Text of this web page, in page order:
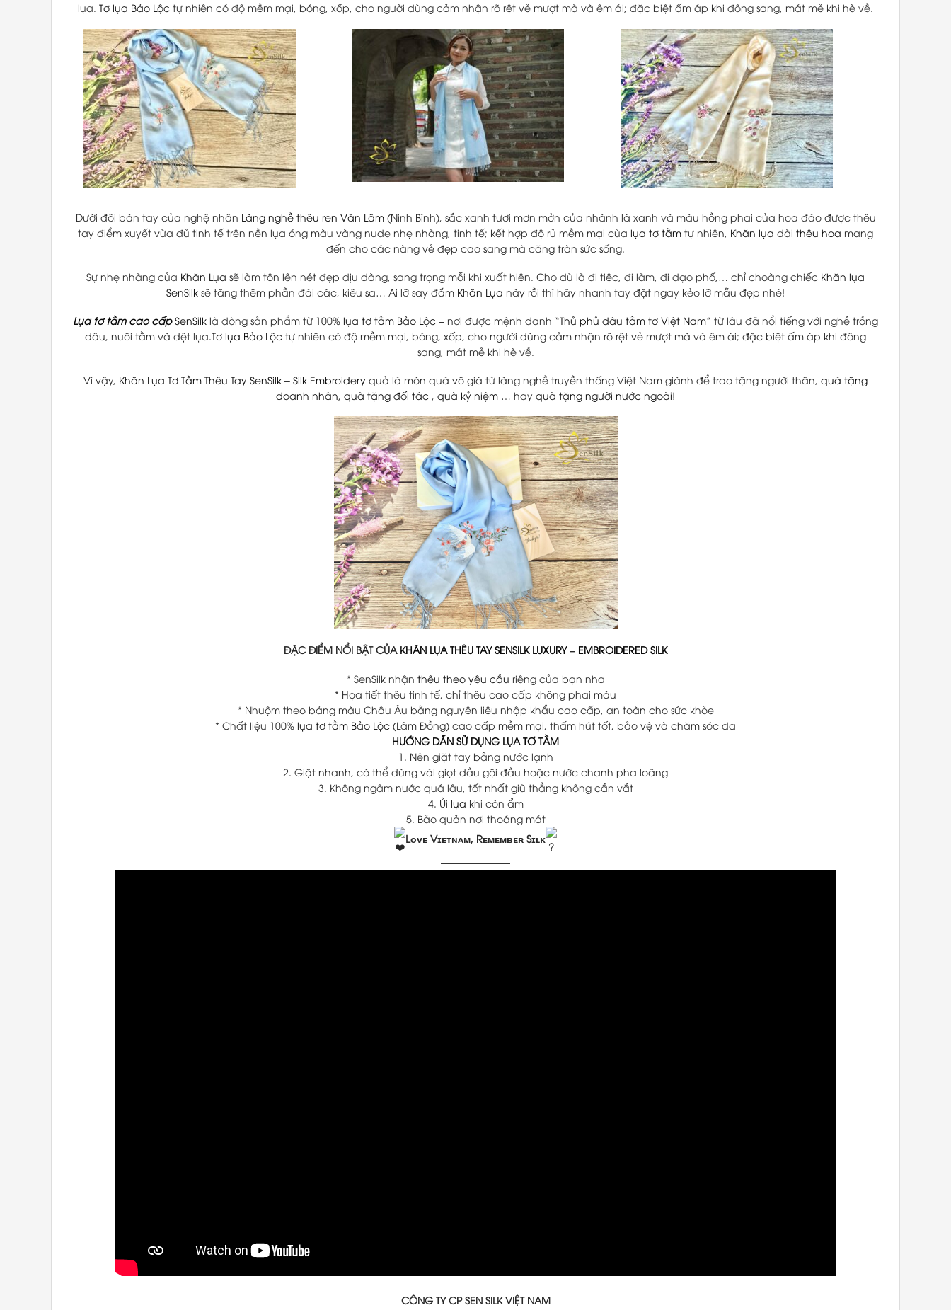
lụa. Tơ lụa Bảo Lộc tự nhiên có độ mềm mại, bóng, xốp, cho người dùng cảm nhận rõ rệt vẻ mượt mà và êm ái; đặc biệt ấm áp khi đông sang, mát mẻ khi hè về.
Dưới đôi bàn tay của nghệ nhân Làng nghề thêu ren Văn Lâm(Ninh Bình), sắc xanh tươi mơn mởn của nhành lá xanh và màu hồng phai của hoa đào được thêu
tay điểm xuyết vừa đủ tinh tế trên nền lụa óng màu vàng nude nhẹ nhàng, tinh tế; kết hợp độ rủ mềm mại của lụa tơ tằm tự nhiên, Khăn lụa dài thêu hoa mang
đến cho các nàng vẻ đẹp cao sang mà căng tràn sức sống.
Sự nhẹ nhàng của Khăn Lụa sẽ làm tôn lên nét đẹp dịu dàng, sang trọng mỗi khi xuất hiện. Cho dù là đi tiệc, đi làm, đi dạo phố,… chỉ choàng chiếc Khăn lụa
SenSilk sẽ tăng thêm phần đài các, kiêu sa… Ai lỡ say đắm Khăn Lụa này rồi thì hãy nhanh tay đặt ngay kẻo lỡ mẫu đẹp nhé!
Lụa tơ tằm cao cấp SenSilk là dòng sản phẩm từ 100% lụa tơ tằm Bảo Lộc – nơi được mệnh danh “Thủ phủ dâu tằm tơ Việt Nam” từ lâu đã nổi tiếng với nghề trồng
dâu, nuôi tằm và dệt lụa.Tơ lụa Bảo Lộc tự nhiên có độ mềm mại, bóng, xốp, cho người dùng cảm nhận rõ rệt vẻ mượt mà và êm ái; đặc biệt ấm áp khi đông
sang, mát mẻ khi hè về.
Vì vậy, Khăn Lụa Tơ Tằm Thêu Tay SenSilk – Silk Embroidery quả là món quà vô giá từ làng nghề truyền thống Việt Nam giành để trao tặng người thân, quà tặng
doanh nhân, quà tặng đối tác , quà kỷ niệm … hay quà tặng người nước ngoài!
ĐẶC ĐIỂM NỔI BẬT CỦA KHĂN LỤA THÊU TAY SENSILK LUXURY– EMBROIDERED SILK
* SenSilk nhận thêu theo yêu cầu riêng của bạn nha
* Họa tiết thêu tinh tế, chỉ thêu cao cấp không phai màu
* Nhuộm theo bảng màu Châu Âu bằng nguyên liệu nhập khẩu cao cấp, an toàn cho sức khỏe
* Chất liệu 100% lụa tơ tằm Bảo Lộc (Lâm Đồng) cao cấp mềm mại, thấm hút tốt, bảo vệ và chăm sóc da
HƯỚNG DẪN SỬ DỤNG LỤA TƠ TẰM
1. Nên giặt tay bằng nước lạnh
2. Giặt nhanh, có thể dùng vài giọt dầu gội đầu hoặc nước chanh pha loãng
3. Không ngâm nước quá lâu, tốt nhất giũ thẳng không cần vắt
4. Ủi lụa khi còn ẩm
5. Bảo quản nơi thoáng mát
Lᴏᴠᴇ Vɪᴇᴛɴᴀᴍ, Rᴇᴍᴇᴍʙᴇʀ Sɪʟᴋ
———————
CÔNG TY CP SEN SILK VIỆT NAM